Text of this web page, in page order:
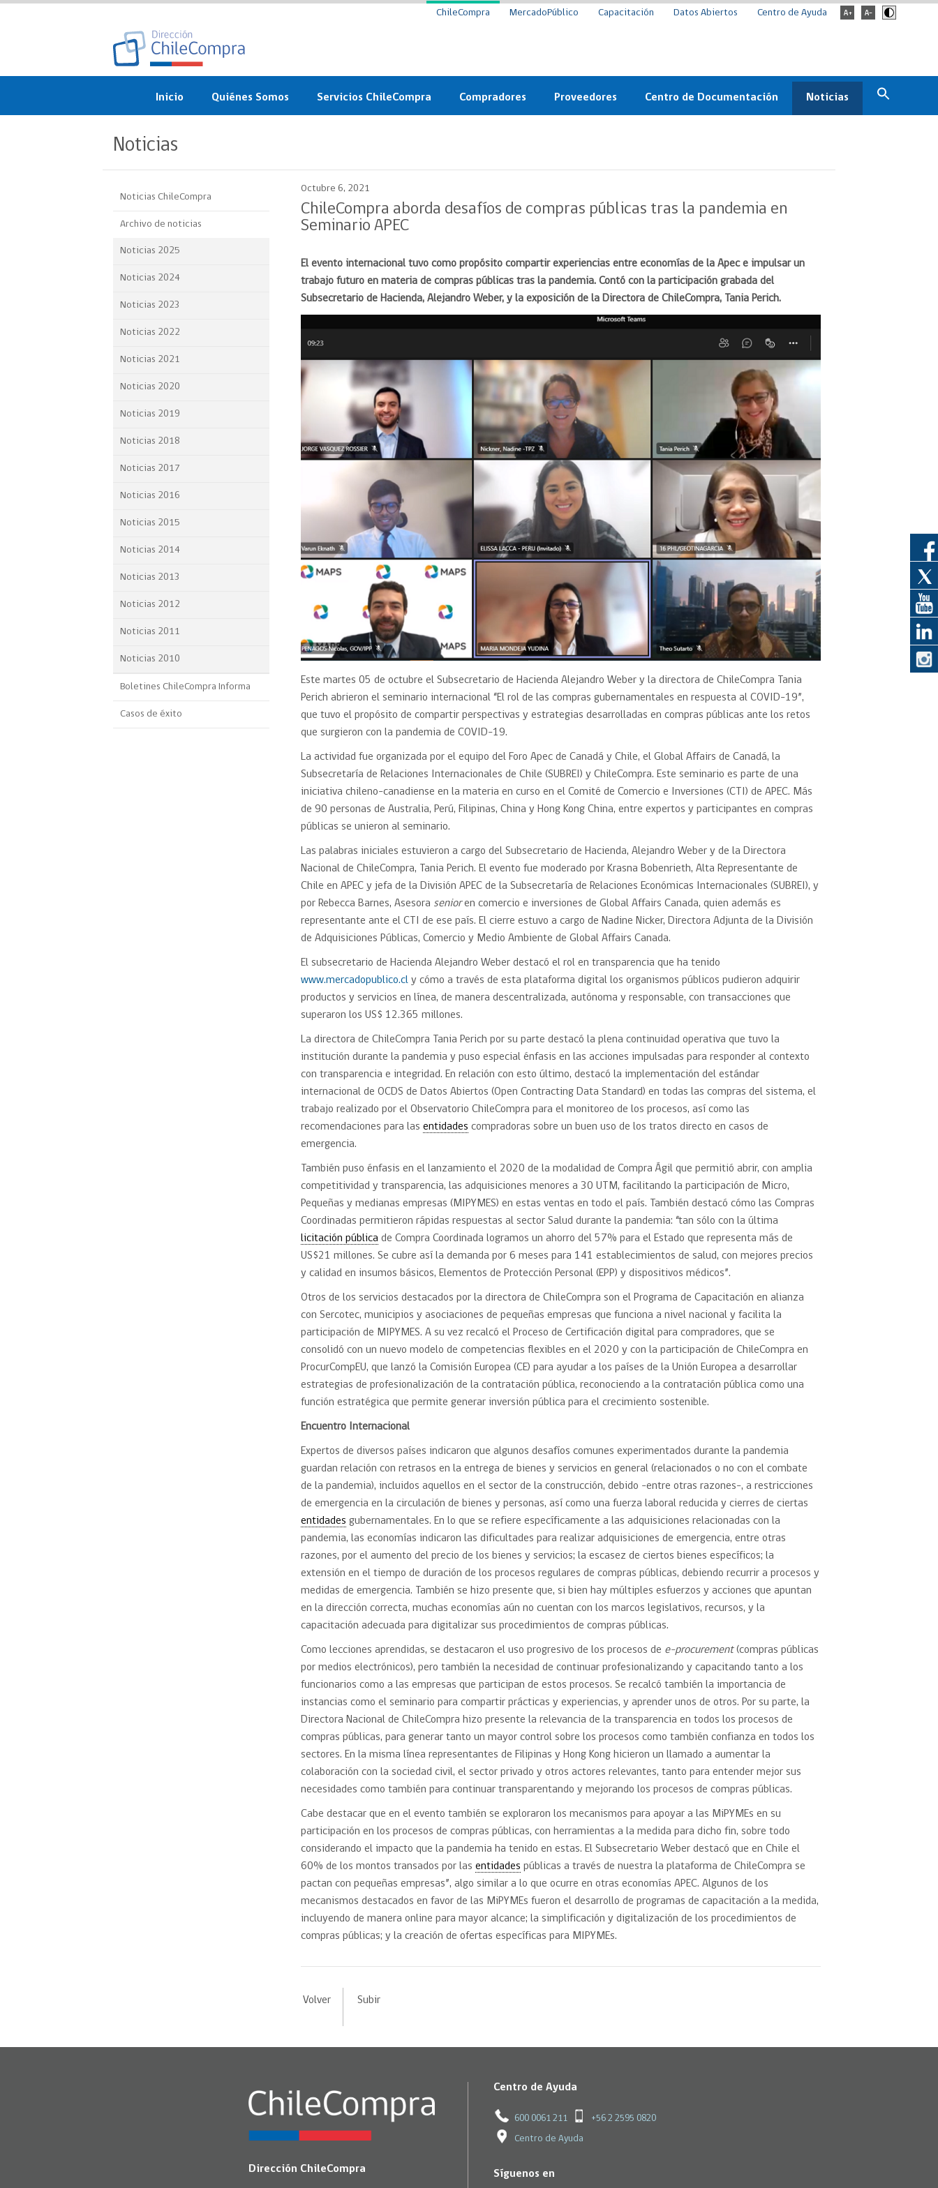
ChileCompra MercadoPúblico Capacitación Datos Abiertos Centro de Ayuda
Inicio Quiénes Somos
objetivos
Organigrama
Participación Ciudadana
Sé parte de nuestro equipo
Servicios ChileCompra
ChileCompra
Eficiencia
Capacitación ChileCompra:
Certificación competencias
Compras Coordinadas
Datos Abiertos
API de Mercado Público
Ciberseguridad
Emergencias
Compradores
Circular
Compra Ágil
Bases Tipo de Licitación
Convenio Marco
electrónica
Compra Pública de
Innovación
Gestión de Contratos
Compras públicas con
perspectiva de género
Proveedores
Convenio Marco
Trato directo
Requisitos para obtener el
Sello Empresa Mujer
Centro de Documentación Noticias
Archivo de noticias
Noticias
Noticias ChileCompra
Archivo de noticias
Noticias 2025
Noticias 2024
Noticias 2023
Noticias 2022
Noticias 2021
Noticias 2020
Noticias 2019
Noticias 2018
Noticias 2017
Noticias 2016
Noticias 2015
Noticias 2014
Noticias 2013
Noticias 2012
Noticias 2011
Noticias 2010
Boletines ChileCompra Informa
Casos de éxito
Octubre 6, 2021
ChileCompra aborda desafíos de compras públicas tras la pandemia en
Seminario APEC
El evento internacional tuvo como propósito compartir experiencias entre economías de la Apec e impulsar un
trabajo futuro en materia de compras públicas tras la pandemia. Contó con la participación grabada del
Subsecretario de Hacienda, Alejandro Weber, y la exposición de la Directora de ChileCompra, Tania Perich.
Este martes 05 de octubre el Subsecretario de Hacienda Alejandro Weber y la directora de ChileCompra Tania
Perich abrieron el seminario internacional “El rol de las compras gubernamentales en respuesta al COVID-19”,
que tuvo el propósito de compartir perspectivas y estrategias desarrolladas en compras públicas ante los retos
que surgieron con la pandemia de COVID-19.
La actividad fue organizada por el equipo del Foro Apec de Canadá y Chile, el Global Affairs de Canadá, la
Subsecretaría de Relaciones Internacionales de Chile (SUBREI) y ChileCompra. Este seminario es parte de una
iniciativa chileno-canadiense en la materia en curso en el Comité de Comercio e Inversiones (CTI) de APEC. Más
de 90 personas de Australia, Perú, Filipinas, China y Hong Kong China, entre expertos y participantes en compras
públicas se unieron al seminario.
Las palabras iniciales estuvieron a cargo del Subsecretario de Hacienda, Alejandro Weber y de la Directora
Nacional de ChileCompra, Tania Perich. El evento fue moderado por Krasna Bobenrieth, Alta Representante de
Chile en APEC y jefa de la División APEC de la Subsecretaría de Relaciones Económicas Internacionales (SUBREI), y
por Rebecca Barnes, Asesora senioren comercio e inversiones de Global Affairs Canada, quien además es
representante ante el CTI de ese país. El cierre estuvo a cargo de Nadine Nicker, Directora Adjunta de la División
de Adquisiciones Públicas, Comercio y Medio Ambiente de Global Affairs Canada.
El subsecretario de Hacienda Alejandro Weber destacó el rol en transparencia que ha tenido
www.mercadopublico.cl y cómo a través de esta plataforma digital los organismos públicos pudieron adquirir
productos y servicios en línea, de manera descentralizada, autónoma y responsable, con transacciones que
superaron los US$ 12.365 millones.
La directora de ChileCompra Tania Perich por su parte destacó la plena continuidad operativa que tuvo la
institución durante la pandemia y puso especial énfasis en las acciones impulsadas para responder al contexto
con transparencia e integridad. En relación con esto último, destacó la implementación del estándar
internacional de OCDS de Datos Abiertos (Open Contracting Data Standard) en todas las compras del sistema, el
trabajo realizado por el Observatorio ChileCompra para el monitoreo de los procesos, así como las
recomendaciones para lasentidades compradoras sobre un buen uso de los tratos directo en casos de
emergencia.
También puso énfasis en el lanzamiento el 2020 de la modalidad de Compra Ágil que permitió abrir, con amplia
competitividad y transparencia, las adquisiciones menores a 30 UTM, facilitando la participación de Micro,
Pequeñas y medianas empresas (MIPYMES) en estas ventas en todo el país. También destacó cómo las Compras
Coordinadas permitieron rápidas respuestas al sector Salud durante la pandemia: “tan sólo con la última
licitación pública de Compra Coordinada logramos un ahorro del 57% para el Estado que representa más de
US$21 millones. Se cubre así la demanda por 6 meses para 141 establecimientos de salud, con mejores precios
y calidad en insumos básicos, Elementos de Protección Personal (EPP) y dispositivos médicos”.
Otros de los servicios destacados por la directora de ChileCompra son el Programa de Capacitación en alianza
con Sercotec, municipios y asociaciones de pequeñas empresas que funciona a nivel nacional y facilita la
participación de MIPYMES. A su vez recalcó el Proceso de Certificación digital para compradores, que se
consolidó con un nuevo modelo de competencias flexibles en el 2020 y con la participación de ChileCompra en
ProcurCompEU, que lanzó la Comisión Europea (CE) para ayudar a los países de la Unión Europea a desarrollar
estrategias de profesionalización de la contratación pública, reconociendo a la contratación pública como una
función estratégica que permite generar inversión pública para el crecimiento sostenible.
Encuentro Internacional
Expertos de diversos países indicaron que algunos desafíos comunes experimentados durante la pandemia
guardan relación con retrasos en la entrega de bienes y servicios en general (relacionados o no con el combate
de la pandemia), incluidos aquellos en el sector de la construcción, debido -entre otras razones-, a restricciones
de emergencia en la circulación de bienes y personas, así como una fuerza laboral reducida y cierres de ciertas
entidades gubernamentales. En lo que se refiere específicamente a las adquisiciones relacionadas con la
pandemia, las economías indicaron las dificultades para realizar adquisiciones de emergencia, entre otras
razones, por el aumento del precio de los bienes y servicios; la escasez de ciertos bienes específicos; la
extensión en el tiempo de duración de los procesos regulares de compras públicas, debiendo recurrir a procesos y
medidas de emergencia. También se hizo presente que, si bien hay múltiples esfuerzos y acciones que apuntan
en la dirección correcta, muchas economías aún no cuentan con los marcos legislativos, recursos, y la
capacitación adecuada para digitalizar sus procedimientos de compras públicas.
Como lecciones aprendidas, se destacaron el uso progresivo de los procesos de e-procurement(compras públicas
por medios electrónicos), pero también la necesidad de continuar profesionalizando y capacitando tanto a los
funcionarios como a las empresas que participan de estos procesos. Se recalcó también la importancia de
instancias como el seminario para compartir prácticas y experiencias, y aprender unos de otros. Por su parte, la
Directora Nacional de ChileCompra hizo presente la relevancia de la transparencia en todos los procesos de
compras públicas, para generar tanto un mayor control sobre los procesos como también confianza en todos los
sectores. En la misma línea representantes de Filipinas y Hong Kong hicieron un llamado a aumentar la
colaboración con la sociedad civil, el sector privado y otros actores relevantes, tanto para entender mejor sus
necesidades como también para continuar transparentando y mejorando los procesos de compras públicas.
Cabe destacar que en el evento también se exploraron los mecanismos para apoyar a las MiPYMEs en su
participación en los procesos de compras públicas, con herramientas a la medida para dicho fin, sobre todo
considerando el impacto que la pandemia ha tenido en estas. El Subsecretario Weber destacó que en Chile el
60% de los montos transados por lasentidades públicas a través de nuestra la plataforma de ChileCompra se
pactan con pequeñas empresas”, algo similar a lo que ocurre en otras economías APEC. Algunos de los
mecanismos destacados en favor de las MiPYMEs fueron el desarrollo de programas de capacitación a la medida,
incluyendo de manera online para mayor alcance; la simplificación y digitalización de los procedimientos de
compras públicas; y la creación de ofertas específicas para MIPYMEs.
Volver Subir
Dirección ChileCompra
Centro de Ayuda
600 0061 211 +56 2 2595 0820
Centro de Ayuda
Síguenos en